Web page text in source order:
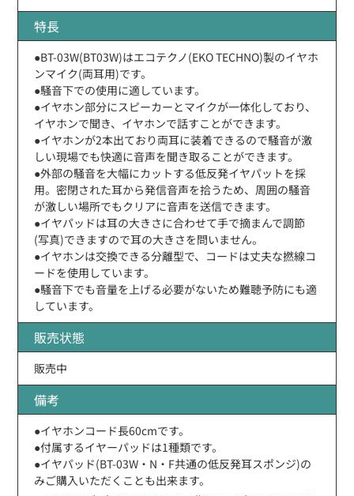
特長
●BT-03W(BT03W)はエコテクノ(EKO TECHNO)製のイヤホ
ンマイク(両耳用)です。
●騒音下での使用に適しています。
●イヤホン部分にスピーカーとマイクが一体化しており、
イヤホンで聞き、イヤホンで話すことができます。
●イヤホンが2本出ており両耳に装着できるので騒音が激
しい現場でも快適に音声を聞き取ることができます。
●外部の騒音を大幅にカットする低反発イヤパットを採
用。密閉された耳から発信音声を拾うため、周囲の騒音
が激しい場所でもクリアに音声を送信できます。
●イヤパッドは耳の大きさに合わせて手で摘まんで調節
(写真)できますので耳の大きさを問いません。
●イヤホンは交換できる分離型で、コードは丈夫な撚線コ
ードを使用しています。
●騒音下でも音量を上げる必要がないため難聴予防にも適
しています。
販売状態
販売中
備考
●イヤホンコード長60cmです。
●付属するイヤーパッドは1種類です。
●イヤパッド(BT-03W・N・F共通の低反発耳スポンジ)の
みご購入いただくことも出来ます。